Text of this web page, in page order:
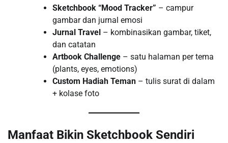
Sketchbook “Mood Tracker” – campur
gambar dan jurnal emosi
Jurnal Travel – kombinasikan gambar, tiket,
dan catatan
Artbook Challenge – satu halaman per tema
(plants, eyes, emotions)
Custom Hadiah Teman – tulis surat di dalam
+ kolase foto
Manfaat Bikin Sketchbook Sendiri